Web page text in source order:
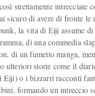
strettamente intrecciate
sicuro di avere di fronte le
la vita di Eiji assume di
di una commedia
di un fumetto manga,
ulteriori storie come il
Eiji) o i bizzarri racconti
formando un intreccio